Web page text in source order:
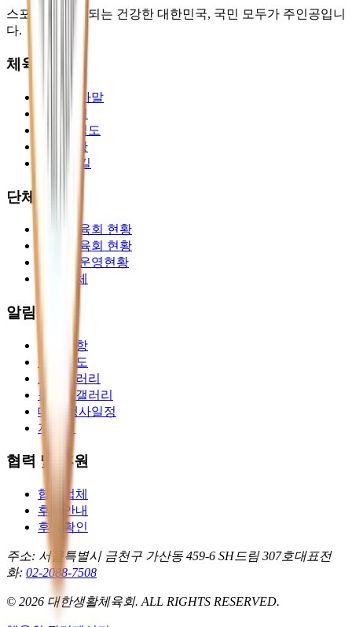
스포츠로 하나 되는 건강한 대한민국, 국민 모두가 주인공입니
다.
체육회 소개
총재 인사말
설립목적
중앙조직도
임원현황
오시는 길
단체 소개
전국 체육회 현황
국제 체육회 현황
종목별 운영현황
산하단체
알림마당
공지사항
언론보도
포토갤러리
동영상갤러리
대회/행사일정
자료실
협력 및 후원
협력업체
후원안내
후원확인
주소: 서울특별시 금천구 가산동 459-6 SH드림 307호대표전
화: 02-2088-7508
© 2026 대한생활체육회. ALL RIGHTS RESERVED.